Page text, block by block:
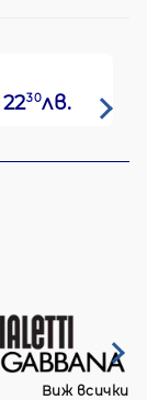
2230лв.
Виж всички